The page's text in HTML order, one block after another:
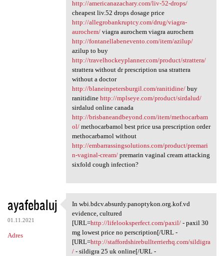
http://americanazachary.com/liv-52-drops/
cheapest liv.52 drops dosage price
http://allegrobankruptcy.com/drug/viagra-
aurochem/viagra aurochem viagra aurochem
http://fontanellabenevento.com/item/azilup/
azilup to buy
http://travelhockeyplanner.com/product/strattera/
strattera without dr prescription usa strattera
without a doctor
http://blaneinpetersburgil.com/ranitidine/buy
ranitidine http://mplseye.com/product/sirdalud/
sirdalud online canada
http://brisbaneandbeyond.com/item/methocarbam
ol/methocarbamol best price usa prescription order
methocarbamol without
http://embarrassingsolutions.com/product/premari
n-vaginal-cream/premarin vaginal cream attacking
sixfold cough infection?
ayafebaluj
01.11.2021
Adres
In wbi.bdcv.absurdy
In wbi.bdcv.absurdy.panoptykon.org.kof.vd
evidence, cultured
[URL=http://lifelooksperfect.com/paxil/- paxil 30
mg lowest price no perscription[/URL -
[URL=http://staffordshirebullterrierhq.com/sildigra
/- sildigra 25 uk online[/URL -